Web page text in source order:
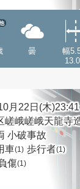
曇
幅
月22日(木)23:41
嵯峨嵯峨天龍寺
小破事故
車(1) 歩行者(1)
傷(1)